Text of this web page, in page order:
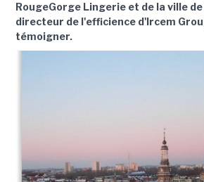
RougeGorge Lingerie et de la ville
directeur de l'efficience d'Ircem
témoigner.